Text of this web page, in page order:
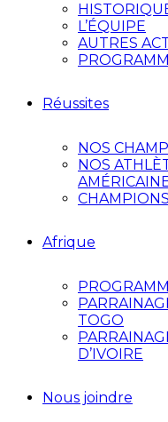
L’ÉQUIPE
AUTRES
Réussites
NOS
NOS
Afrique
TOGO
D’IVOIRE
Nous joindre